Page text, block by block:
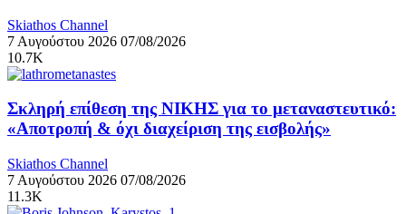
Skiathos Channel
7 Αυγούστου 2026 07/08/2026
10.7K
Σκληρή επίθεση της ΝΙΚΗΣ για το μεταναστευτικό:
«Αποτροπή & όχι διαχείριση της εισβολής»
Skiathos Channel
7 Αυγούστου 2026 07/08/2026
11.3K